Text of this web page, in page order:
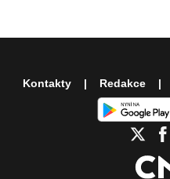
Kontakty Redakce